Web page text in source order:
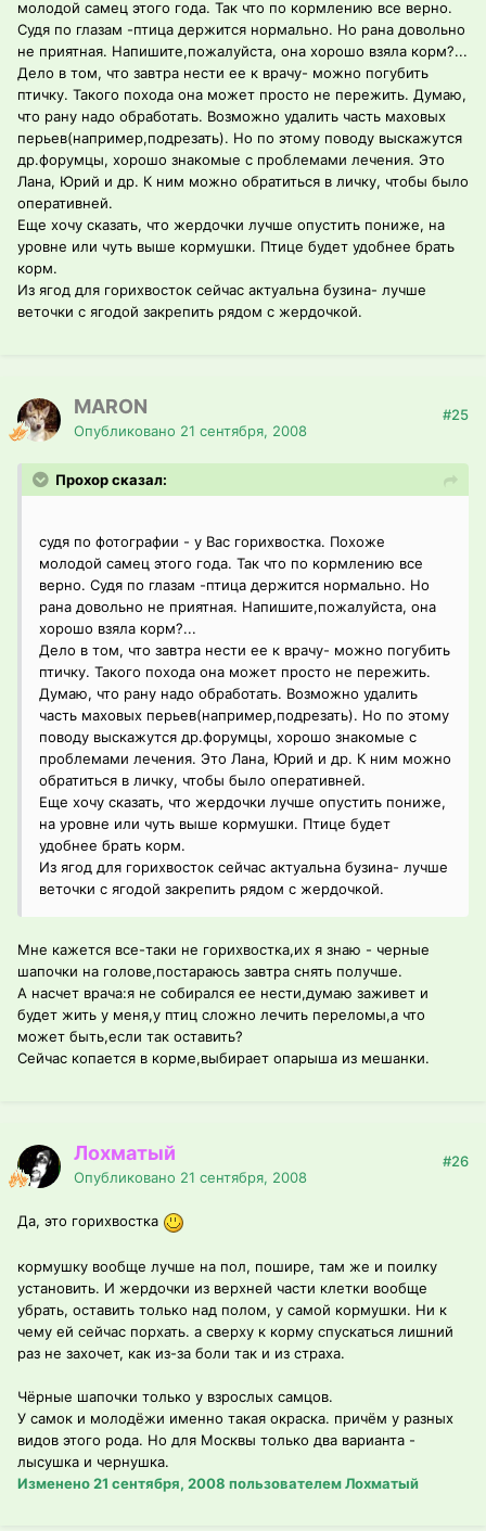
молодой самец этого года. Так что по кормлению все верно.
Судя по глазам -птица держится нормально. Но рана довольно
не приятная. Напишите,пожалуйста, она хорошо взяла корм?...
Дело в том, что завтра нести ее к врачу- можно погубить
птичку. Такого похода она может просто не пережить. Думаю,
что рану надо обработать. Возможно удалить часть маховых
перьев(например,подрезать). Но по этому поводу выскажутся
др.форумцы, хорошо знакомые с проблемами лечения. Это
Лана, Юрий и др. К ним можно обратиться в личку, чтобы было
оперативней.
Еще хочу сказать, что жердочки лучше опустить пониже, на
уровне или чуть выше кормушки. Птице будет удобнее брать
корм.
Из ягод для горихвосток сейчас актуальна бузина- лучше
веточки с ягодой закрепить рядом с жердочкой.
MARON
Опубликовано 21 сентября, 2008
#25
Прохор сказал:
судя по фотографии - у Вас горихвостка. Похоже
молодой самец этого года. Так что по кормлению все
верно. Судя по глазам -птица держится нормально. Но
рана довольно не приятная. Напишите,пожалуйста, она
хорошо взяла корм?...
Дело в том, что завтра нести ее к врачу- можно погубить
птичку. Такого похода она может просто не пережить.
Думаю, что рану надо обработать. Возможно удалить
часть маховых перьев(например,подрезать). Но по этому
поводу выскажутся др.форумцы, хорошо знакомые с
проблемами лечения. Это Лана, Юрий и др. К ним можно
обратиться в личку, чтобы было оперативней.
Еще хочу сказать, что жердочки лучше опустить пониже,
на уровне или чуть выше кормушки. Птице будет
удобнее брать корм.
Из ягод для горихвосток сейчас актуальна бузина- лучше
веточки с ягодой закрепить рядом с жердочкой.
Мне кажется все-таки не горихвостка,их я знаю - черные
шапочки на голове,постараюсь завтра снять получше.
А насчет врача:я не собирался ее нести,думаю заживет и
будет жить у меня,у птиц сложно лечить переломы,а что
может быть,если так оставить?
Сейчас копается в корме,выбирает опарыша из мешанки.
Лохматый
Опубликовано 21 сентября, 2008
#26
Да, это горихвостка
кормушку вообще лучше на пол, пошире, там же и поилку
установить. И жердочки из верхней части клетки вообще
убрать, оставить только над полом, у самой кормушки. Ни к
чему ей сейчас порхать. а сверху к корму спускаться лишний
раз не захочет, как из-за боли так и из страха.
Чёрные шапочки только у взрослых самцов.
У самок и молодёжи именно такая окраска. причём у разных
видов этого рода. Но для Москвы только два варианта -
лысушка и чернушка.
Изменено21 сентября, 2008 пользователем Лохматый